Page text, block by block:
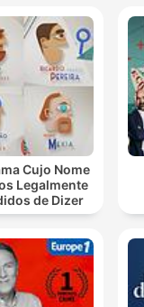
Cujo Nome
Legalmente
de Dizer